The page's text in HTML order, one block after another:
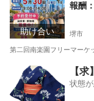
助け合い
報酬：
堺市
第二回南楽園フリーマーケ
大阪 堺市 手伝
【
状態